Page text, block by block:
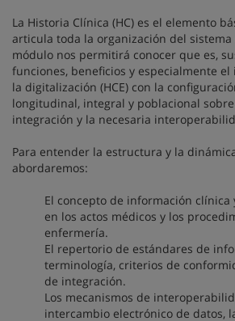
La Historia Clínica (HC) es el elemento
articula toda la organización del sistema
módulo nos permitirá conocer que es,
funciones, beneficios y especialmente
la digitalización (HCE) con la
longitudinal, integral y poblacional
integración y la necesaria
Para entender la estructura y la
abordaremos:
El concepto de información clínica
en los actos médicos y los
enfermería.
El repertorio de estándares de
terminología, criterios de
de integración.
Los mecanismos de
intercambio electrónico de datos,